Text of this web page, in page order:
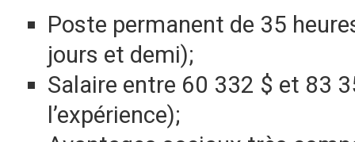
Poste permanent de 35
jours et demi);
Salaire entre 60 332 $ et 83
l’expérience);